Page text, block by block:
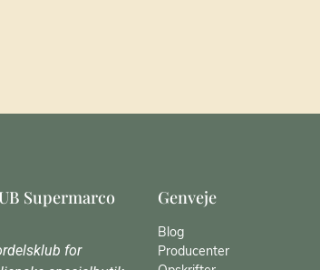
Supermarco
for
Genveje
Blog
Producenter